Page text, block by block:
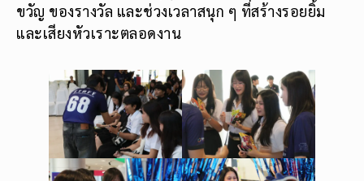
ขวัญ ของรางวัล และช่วงเวลาสนุก ๆ ที่สร้างรอยยิ้ม
และเสียงหัวเราะตลอดงาน